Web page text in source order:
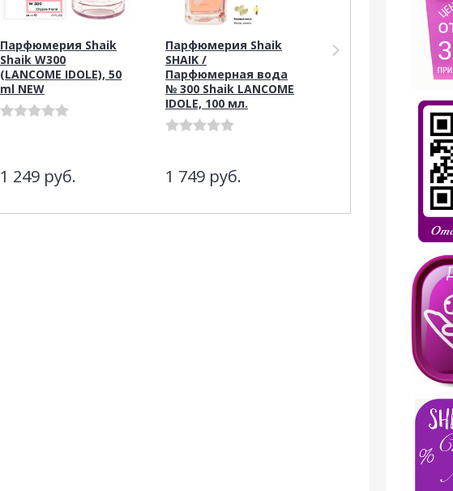
Парфюмерия Shaik
Shaik W300
(LANCOME IDOLE), 50
ml NEW
1 249 руб.
Парфюмерия Shaik
SHAIK /
Парфюмерная вода
№ 300 Shaik LANCOME
IDOLE, 100 мл.
1 749 руб.
Дезодорант Shaik
SHAIK /
Парфюмированный
LANCOME IDOLE, 200